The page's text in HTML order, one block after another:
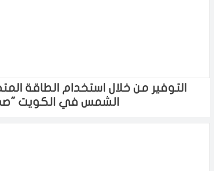
التوفير من خلال استخدام الطاقة
الشمس في الكويت